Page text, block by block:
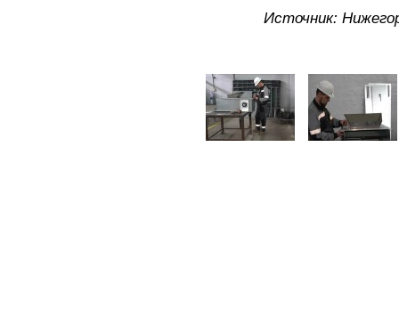
Источник: